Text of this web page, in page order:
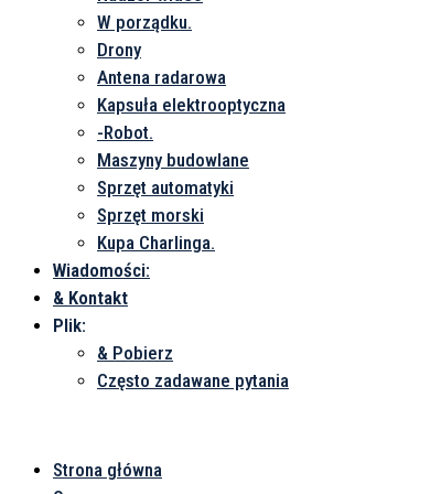
W porządku.
Drony
Antena radarowa
Kapsuła elektrooptyczna
-Robot.
Maszyny budowlane
Sprzęt automatyki
Sprzęt morski
Kupa Charlinga.
Wiadomości:
& Kontakt
Plik:
& Pobierz
Często zadawane pytania
Strona główna